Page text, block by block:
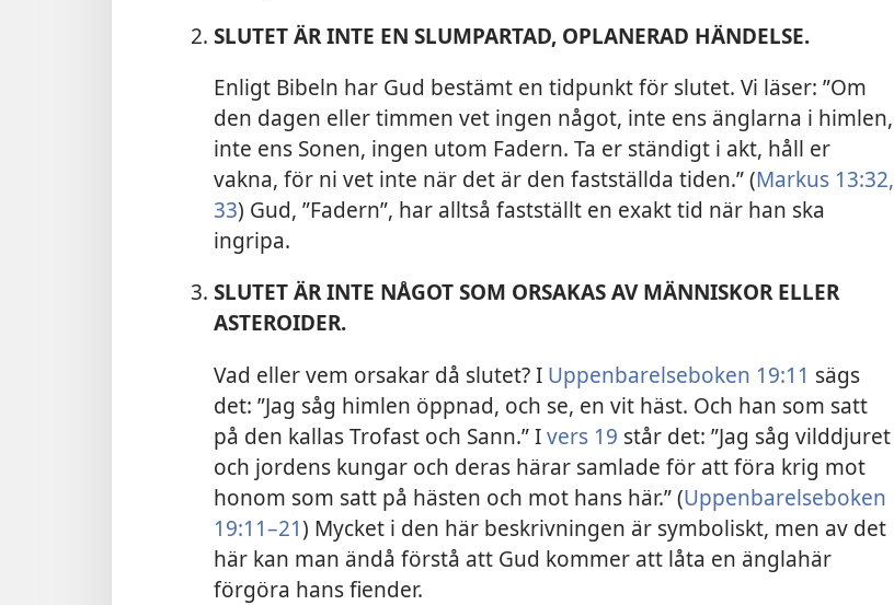
SLUTET ÄR INTE EN SLUMPARTAD, OPLANERAD HÄNDELSE.
Enligt Bibeln har Gud bestämt en tidpunkt för slutet. Vi läser: ”Om
den dagen eller timmen vet ingen något, inte ens änglarna i himlen,
inte ens Sonen, ingen utom Fadern. Ta er ständigt i akt, håll er
vakna, för ni vet inte när det är den fastställda tiden.” (Markus 13:32,
33) Gud, ”Fadern”, har alltså fastställt en exakt tid när han ska
ingripa.
SLUTET ÄR INTE NÅGOT SOM ORSAKAS AV MÄNNISKOR ELLER
ASTEROIDER.
Vad eller vem orsakar då slutet? I Uppenbarelseboken 19:11 sägs
det: ”Jag såg himlen öppnad, och se, en vit häst. Och han som satt
på den kallas Trofast och Sann.” Ivers 19 står det: ”Jag såg vilddjuret
och jordens kungar och deras härar samlade för att föra krig mot
honom som satt på hästen och mot hans här.” (Uppenbarelseboken
19:11–21) Mycket i den här beskrivningen är symboliskt, men av det
här kan man ändå förstå att Gud kommer att låta en änglahär
förgöra hans fiender.